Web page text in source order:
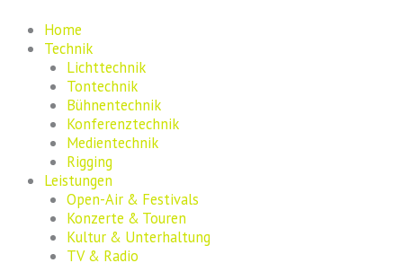
Home
Technik
Lichttechnik
Tontechnik
Bühnentechnik
Konferenztechnik
Medientechnik
Rigging
Leistungen
Open-Air & Festivals
Konzerte & Touren
Kultur & Unterhaltung
TV & Radio